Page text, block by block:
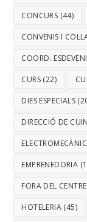
CONCURS (44)
CONVENIS I
COORD.
CURS (22)
DIES ESPECIALS
DIRECCIÓ DE
EMPRENEDORIA
FORA DEL CENTRE
HOTELERIA (45)